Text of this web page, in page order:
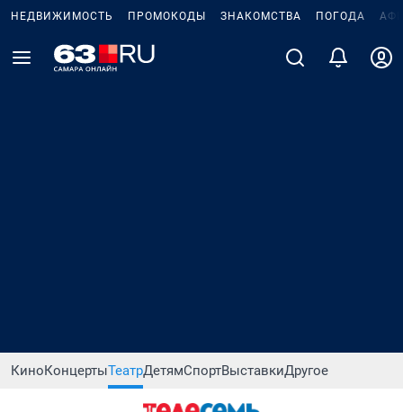
НЕДВИЖИМОСТЬ ПРОМОКОДЫ ЗНАКОМСТВА ПОГОДА
КиноКонцертыТеатрДетямСпортВыставкиДругое